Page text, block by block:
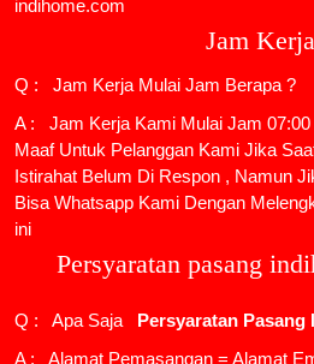
indihome.com
Jam
Q : Jam Kerja Mulai Jam Berapa ?
A : Jam Kerja Kami Mulai Jam 07:00
Maaf Untuk Pelanggan Kami Jika
Istirahat Belum Di Respon , Namun
Bisa Whatsapp Kami Dengan
ini
Persyaratan pasang
Q : Apa Saja Persyaratan Pasang
A : Alamat Pemasangan = Alamat